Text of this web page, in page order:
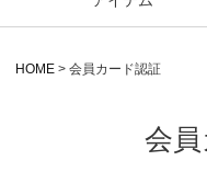
HOME 会員カード認証
会